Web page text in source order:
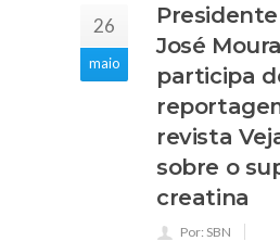
26
maio
Presidente
José
participa
revista
sobre o
creatina
Por: SBN